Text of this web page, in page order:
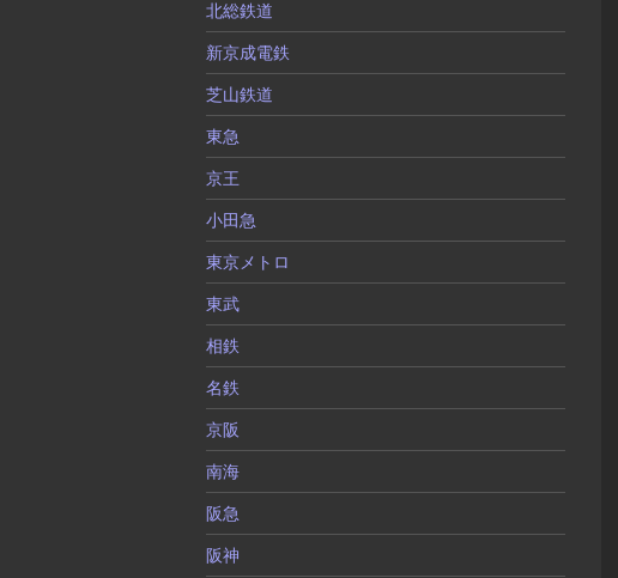
北総鉄道
新京成電鉄
芝山鉄道
東急
京王
小田急
東京メトロ
東武
相鉄
名鉄
京阪
南海
阪急
阪神